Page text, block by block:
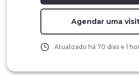
Agendar uma
Atualizado há 70 dias e 1